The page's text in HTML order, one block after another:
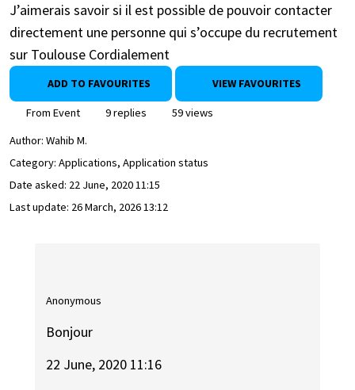
J’aimerais savoir si il est possible de pouvoir contacter
directement une personne qui s’occupe du recrutement
sur Toulouse Cordialement
ADD TO FAVOURITES VIEW FAVOURITES
From Event 9 replies
59 views
Author: Wahib M.
Category: Applications, Application status
Date asked: 22 June, 2020 11:15
Last update: 26 March, 2026 13:12
Anonymous
Bonjour
22 June, 2020 11:16